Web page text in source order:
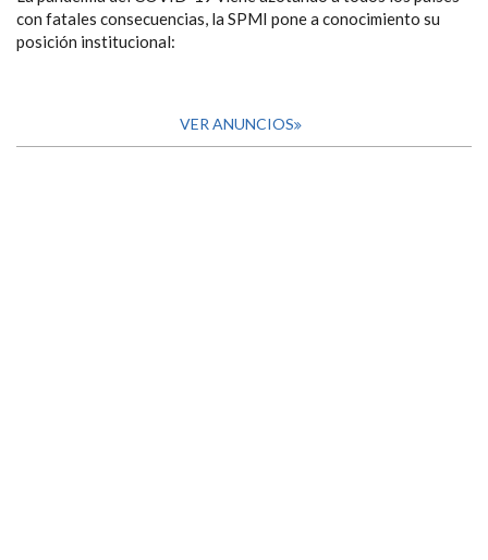
con fatales consecuencias, la SPMI pone a conocimiento su
posición institucional:
VER ANUNCIOS